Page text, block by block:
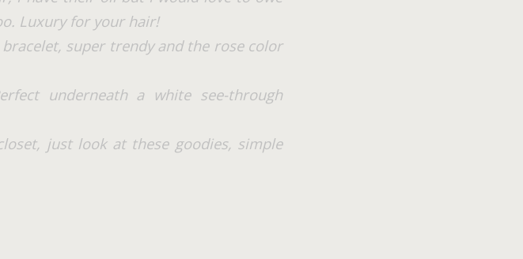
Luxury for your hair!
super trendy and the rose color
underneath a white see-through
just look at these goodies, simple